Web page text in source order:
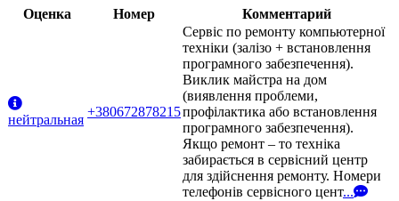
Оценка Номер Комментарий
нейтральная
+380672878215
Сервіс по ремонту компьютерної
техніки (залізо + встановлення
програмного забезпечення).
Виклик майстра на дом
(виявлення проблеми,
профілактика або встановлення
програмного забезпечення).
Якщо ремонт – то техніка
забирається в сервісний центр
для здійснення ремонту. Номери
телефонів сервісного цент...